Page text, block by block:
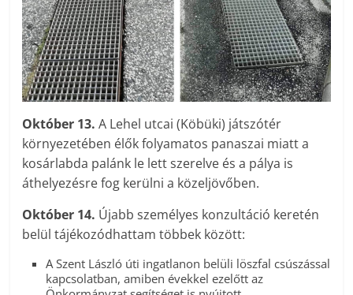
Október 13.A Lehel utcai (Köbüki) játszótér
környezetében élők folyamatos panaszai miatt a
kosárlabda palánk le lett szerelve és a pálya is
áthelyezésre fog kerülni a közeljövőben.
Október 14. Újabb személyes konzultáció keretén
belül tájékozódhattam többek között:
A Szent László úti ingatlanon belüli löszfal csúszással
kapcsolatban, amiben évekkel ezelőtt az